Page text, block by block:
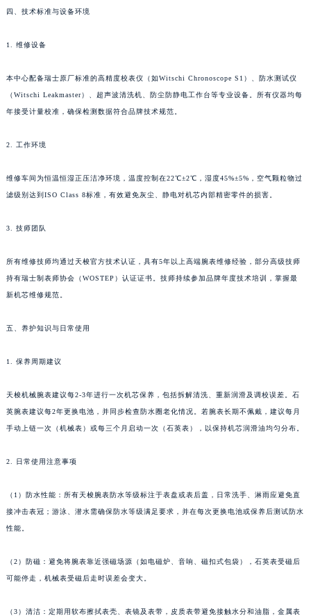
四、技术标准与设备环境
1. 维修设备
本中心配备瑞士原厂标准的高精度校表仪（如Witschi Chronoscope S1）、防水测试仪
（Witschi Leakmaster）、超声波清洗机、防尘防静电工作台等专业设备。所有仪器均每
年接受计量校准，确保检测数据符合品牌技术规范。
2. 工作环境
维修车间为恒温恒湿正压洁净环境，温度控制在22℃±2℃，湿度45%±5%，空气颗粒物过
滤级别达到ISO Class 8标准，有效避免灰尘、静电对机芯内部精密零件的损害。
3. 技师团队
所有维修技师均通过天梭官方技术认证，具有5年以上高端腕表维修经验，部分高级技师
持有瑞士制表师协会（WOSTEP）认证证书。技师持续参加品牌年度技术培训，掌握最
新机芯维修规范。
五、养护知识与日常使用
1. 保养周期建议
天梭机械腕表建议每2-3年进行一次机芯保养，包括拆解清洗、重新润滑及调校误差。石
英腕表建议每2年更换电池，并同步检查防水圈老化情况。若腕表长期不佩戴，建议每月
手动上链一次（机械表）或每三个月启动一次（石英表），以保持机芯润滑油均匀分布。
2. 日常使用注意事项
（1）防水性能：所有天梭腕表防水等级标注于表盘或表后盖，日常洗手、淋雨应避免直
接冲击表冠；游泳、潜水需确保防水等级满足要求，并在每次更换电池或保养后测试防水
性能。
（2）防磁：避免将腕表靠近强磁场源（如电磁炉、音响、磁扣式包袋），石英表受磁后
可能停走，机械表受磁后走时误差会变大。
（3）清洁：定期用软布擦拭表壳、表镜及表带，皮质表带避免接触水分和油脂，金属表